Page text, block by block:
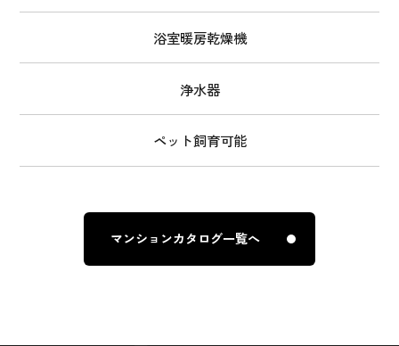
浴室暖房乾燥機
浄水器
ペット飼育可能
マンションカタログ一覧へ